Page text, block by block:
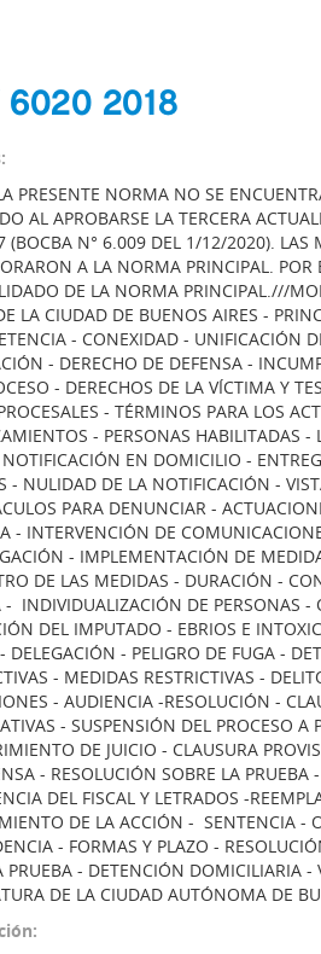
6020 2018
PRESENTE NORMA NO SE
AL APROBARSE LA TERCERA
(BOCBA N° 6.009 DEL 1/12/2020). LAS
A LA NORMA PRINCIPAL.
DE LA NORMA PRINCIPAL.///
LA CIUDAD DE BUENOS AIRES -
- CONEXIDAD - UNIFICACIÓN
- DERECHO DE DEFENSA -
- DERECHOS DE LA VÍCTIMA Y
- TÉRMINOS PARA LOS
- PERSONAS HABILITADAS
EN DOMICILIO -
- NULIDAD DE LA NOTIFICACIÓN -
PARA DENUNCIAR -
- INTERVENCIÓN DE
- IMPLEMENTACIÓN DE
DE LAS MEDIDAS - DURACIÓN -
- INDIVIDUALIZACIÓN DE PERSONAS
DEL IMPUTADO - EBRIOS E
DELEGACIÓN - PELIGRO DE FUGA -
- MEDIDAS RESTRICTIVAS -
- AUDIENCIA -RESOLUCIÓN -
- SUSPENSIÓN DEL PROCESO
DE JUICIO - CLAUSURA
- RESOLUCIÓN SOBRE LA
DEL FISCAL Y LETRADOS -
DE LA ACCIÓN - SENTENCIA -
- FORMAS Y PLAZO -
PRUEBA - DETENCIÓN DOMICILIARIA
DE LA CIUDAD AUTÓNOMA DE